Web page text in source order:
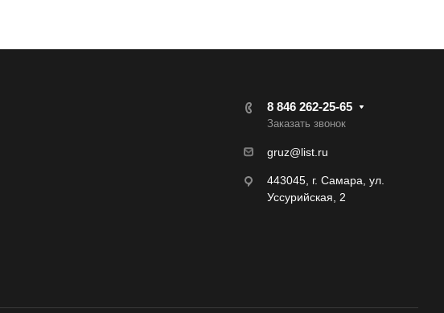
8 846 262-25-65
Заказать звонок
gruz@list.ru
443045, г. Самара, ул.
Уссурийская, 2